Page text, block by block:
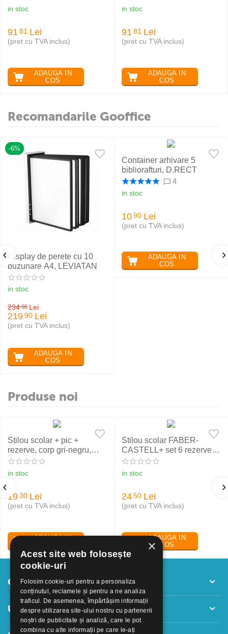
in stoc
91 81 Lei
(pret cu TVA inclus)
ADAUGA IN
COS
in stoc
91 81 Lei
(pret cu TVA inclus)
ADAUGA IN
COS
Recomandarile Gooffice
-6%
Display de perete cu 10
buzunare A4, LEVIATAN
in stoc
234 90 Lei
219 90 Lei
(pret cu TVA inclus)
ADAUGA IN
COS
Container arhivare 5
bibliorafturi, D.RECT
4
in stoc
10 90 Lei
(pret cu TVA inclus)
ADAUGA IN
COS
Produse noi
Stilou scolar + pic +
rezerve, corp gri-negru,
NXT Eberhard Faber
in stoc
19 30 Lei
(pret cu TVA inclus)
ADAUGA IN
Stilou scolar FABER-
CASTELL+ set 6 rezerve,
rosu
in stoc
24 50 Lei
(pret cu TVA inclus)
ADAUGA IN
COS
Contul meu
Utile
×
Acest site web folosește
cookie-uri
Folosim cookie-uri pentru a personaliza
conținutul, reclamele și pentru a ne analiza
traficul. De asemenea, împărtășim informații
despre utilizarea site-ului nostru cu partenerii
noștri de publicitate și analiză, care le pot
combina cu alte informații pe care le-ați